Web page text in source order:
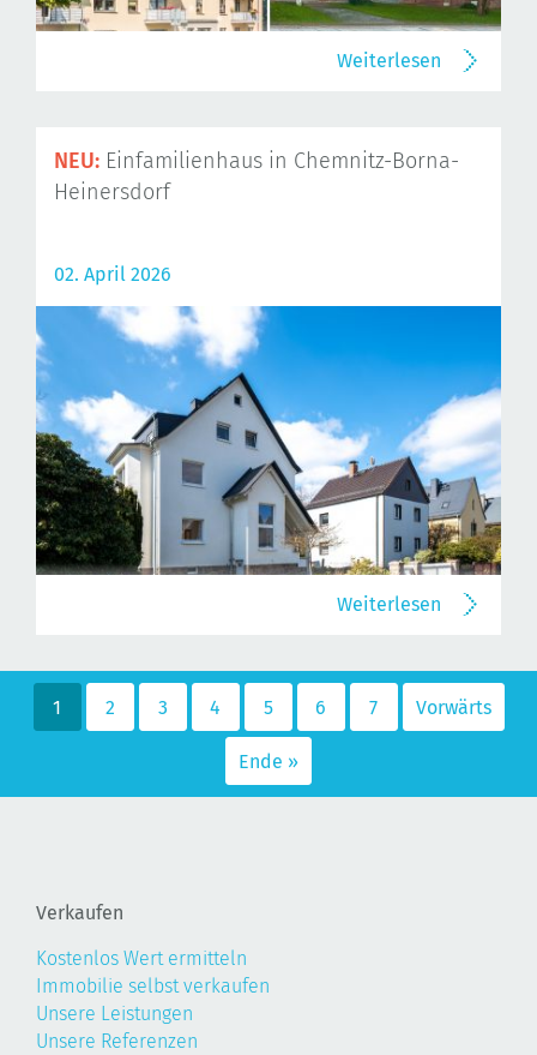
Weiterlesen
NEU: Einfamilienhaus in Chemnitz-Borna-
Heinersdorf
02. April 2026
Weiterlesen
1 2 3 4 5 6 7 Vorwärts
Ende »
Verkaufen
Kostenlos Wert ermitteln
Immobilie selbst verkaufen
Unsere Leistungen
Unsere Referenzen